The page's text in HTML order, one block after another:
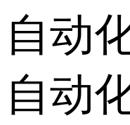
自动
自动